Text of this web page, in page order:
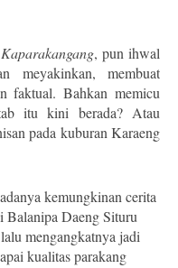
, pun ihwal
meyakinkan, membuat
faktual. Bahkan memicu
itu kini berada? Atau
pada kuburan Karaeng
kemungkinan cerita
Daeng Situru
mengangkatnya jadi
kualitas parakang